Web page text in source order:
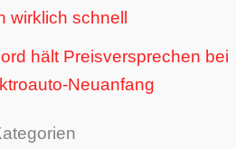
wirklich schnell
hält Preisversprechen bei
Neuanfang